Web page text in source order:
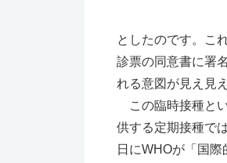
としたのです。こ
診票の同意書に署
れる意図が見え見
この臨時接種と
供する定期接種で
日にWHOが「国